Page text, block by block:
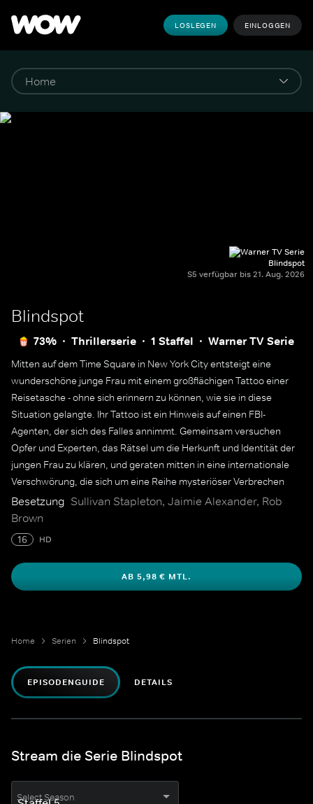
LOSLEGEN EINLOGGEN
Blindspot
S5 verfügbar bis 21. Aug. 2026
Blindspot
73% Thrillerserie 1 Staffel Warner TV Serie
Mitten auf dem Time Square in New York City entsteigt eine
wunderschöne junge Frau mit einem großflächigen Tattoo einer
Reisetasche - ohne sich erinnern zu können, wie sie in diese
Situation gelangte. Ihr Tattoo ist ein Hinweis auf einen FBI-
Agenten, der sich des Falles annimmt. Gemeinsam versuchen
Opfer und Experten, das Rätsel um die Herkunft und Identität der
jungen Frau zu klären, und geraten mitten in eine internationale
Verschwörung, die sich um eine Reihe mysteriöser Verbrechen
dreht.
Besetzung Sullivan Stapleton, Jaimie Alexander, Rob
Brown
16 HD
AB 5,98 € MTL.
Home Serien Blindspot
EPISODENGUIDE DETAILS
Stream die Serie Blindspot
Select Season